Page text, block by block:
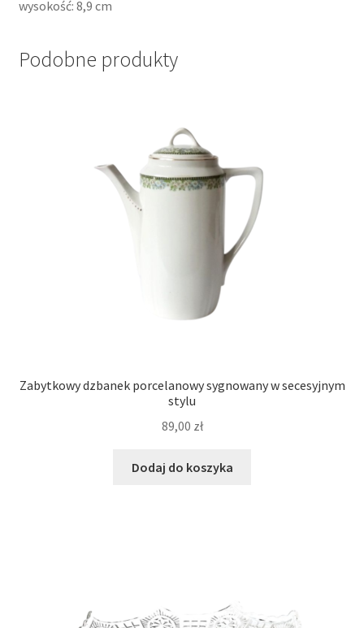
wysokość: 8,9 cm
Podobne produkty
Zabytkowy dzbanek porcelanowy sygnowany w secesyjnym
stylu
89,00 zł
Dodaj do koszyka